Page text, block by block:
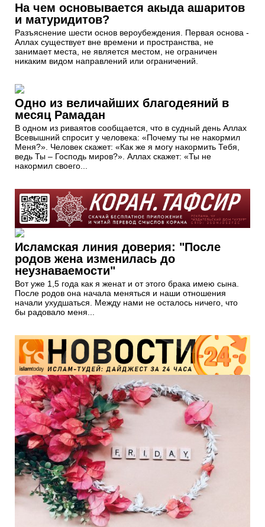
На чем основывается акыда ашаритов
и матуридитов?
Разъяснение шести основ вероубеждения. Первая основа -
Аллах существует вне времени и пространства, не
занимает места, не является местом, не ограничен
никаким видом направлений или ограничений.
Одно из величайших благодеяний в
месяц Рамадан
В одном из риваятов сообщается, что в судный день Аллах
Всевышний спросит у человека: «Почему ты не накормил
Меня?». Человек скажет: «Как же я могу накормить Тебя,
ведь Ты – Господь миров?». Аллах скажет: «Ты не
накормил своего...
Исламская линия доверия: "После
родов жена изменилась до
неузнаваемости"
Вот уже 1,5 года как я женат и от этого брака имею сына.
После родов она начала меняться и наши отношения
начали ухудшаться. Между нами не осталось ничего, что
бы радовало меня...